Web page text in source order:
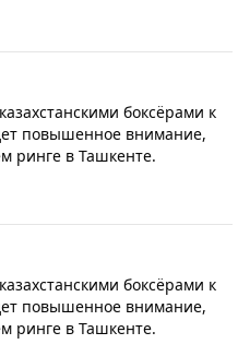
боксёрами к
повышенное внимание,
ринге в Ташкенте.
боксёрами к
повышенное внимание,
ринге в Ташкенте.